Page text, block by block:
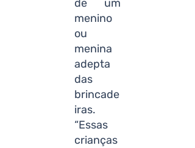
de um
menino
ou
menina
adepta
das
brincade
iras.
“Essas
crianças